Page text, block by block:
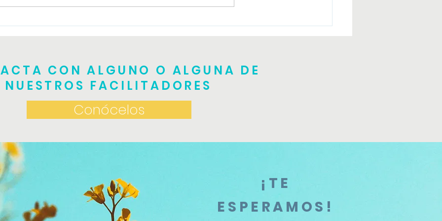
Taller de TRE teórico
CON ALGUNO O ALGUNA DE
NUESTROS FACILITADORES
Conócelos
¡TE
ESPERAMOS!